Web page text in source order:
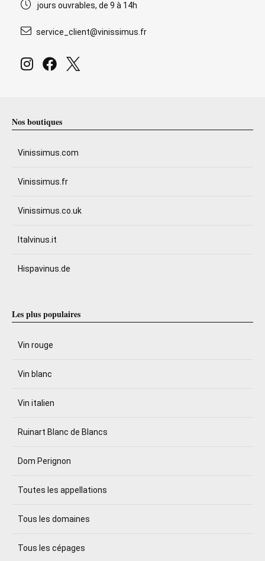
jours ouvrables, de 9 à 14h
service_client@vinissimus.fr
Nos boutiques
Vinissimus.com
Vinissimus.fr
Vinissimus.co.uk
Italvinus.it
Hispavinus.de
Les plus populaires
Vin rouge
Vin blanc
Vin italien
Ruinart Blanc de Blancs
Dom Perignon
Toutes les appellations
Tous les domaines
Tous les cépages